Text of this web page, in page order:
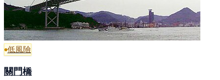
低風險
關門橋